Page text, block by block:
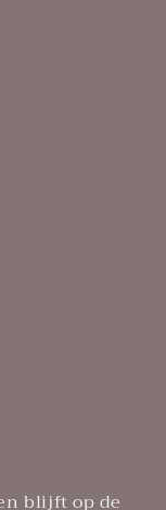
blijft op de